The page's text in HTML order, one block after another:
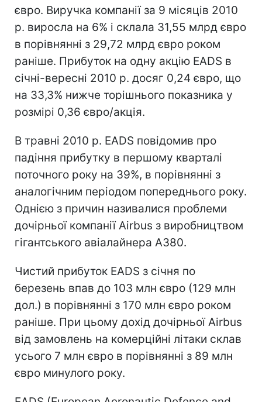
євро. Виручка компанії за 9 місяців 2010
р. виросла на 6% і склала 31,55 млрд євро
в порівнянні з 29,72 млрд євро роком
раніше. Прибуток на одну акцію EADS в
січні-вересні 2010 р. досяг 0,24 євро, що
на 33,3% нижче торішнього показника у
розмірі 0,36 євро/акція.
В травні 2010 р. EADS повідомив про
падіння прибутку в першому кварталі
поточного року на 39%, в порівнянні з
аналогічним періодом попереднього року.
Однією з причин називалися проблеми
дочірньої компанії Airbus з виробництвом
гігантського авіалайнера А380.
Чистий прибуток EADS з січня по
березень впав до 103 млн євро (129 млн
дол.) в порівнянні з 170 млн євро роком
раніше. При цьому дохід дочірньої Airbus
від замовлень на комерційні літаки склав
усього 7 млн євро в порівнянні з 89 млн
євро минулого року.